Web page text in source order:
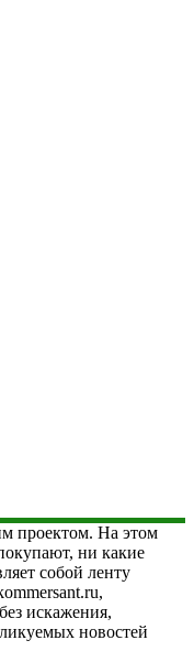
проектом. На этом
ни какие
собой ленту
искажения,
новостей